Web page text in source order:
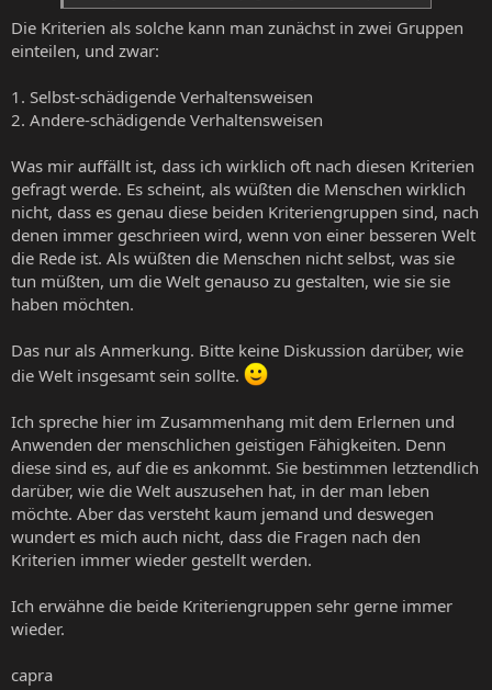
Die Kriterien als solche kann man zunächst in zwei Gruppen
einteilen, und zwar:
1. Selbst-schädigende Verhaltensweisen
2. Andere-schädigende Verhaltensweisen
Was mir auffällt ist, dass ich wirklich oft nach diesen Kriterien
gefragt werde. Es scheint, als wüßten die Menschen wirklich
nicht, dass es genau diese beiden Kriteriengruppen sind, nach
denen immer geschrieen wird, wenn von einer besseren Welt
die Rede ist. Als wüßten die Menschen nicht selbst, was sie
tun müßten, um die Welt genauso zu gestalten, wie sie sie
haben möchten.
Das nur als Anmerkung. Bitte keine Diskussion darüber, wie
die Welt insgesamt sein sollte.
Ich spreche hier im Zusammenhang mit dem Erlernen und
Anwenden der menschlichen geistigen Fähigkeiten. Denn
diese sind es, auf die es ankommt. Sie bestimmen letztendlich
darüber, wie die Welt auszusehen hat, in der man leben
möchte. Aber das versteht kaum jemand und deswegen
wundert es mich auch nicht, dass die Fragen nach den
Kriterien immer wieder gestellt werden.
Ich erwähne die beide Kriteriengruppen sehr gerne immer
wieder.
capra